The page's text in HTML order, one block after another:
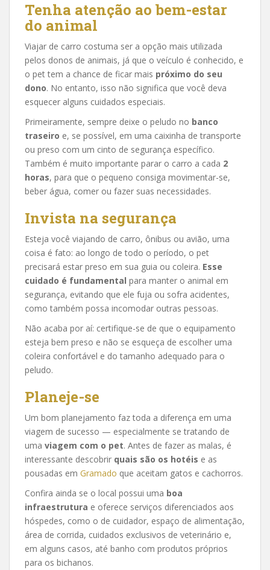
Tenha atenção ao bem-estar
do animal
Viajar de carro costuma ser a opção mais utilizada
pelos donos de animais, já que o veículo é conhecido, e
o pet tem a chance de ficar mais próximo do seu
dono. No entanto, isso não significa que você deva
esquecer alguns cuidados especiais.
Primeiramente, sempre deixe o peludo no banco
traseiro e, se possível, em uma caixinha de transporte
ou preso com um cinto de segurança específico.
Também é muito importante parar o carro a cada 2
horas, para que o pequeno consiga movimentar-se,
beber água, comer ou fazer suas necessidades.
Invista na segurança
Esteja você viajando de carro, ônibus ou avião, uma
coisa é fato: ao longo de todo o período, o pet
precisará estar preso em sua guia ou coleira. Esse
cuidado é fundamental para manter o animal em
segurança, evitando que ele fuja ou sofra acidentes,
como também possa incomodar outras pessoas.
Não acaba por aí: certifique-se de que o equipamento
esteja bem preso e não se esqueça de escolher uma
coleira confortável e do tamanho adequado para o
peludo.
Planeje-se
Um bom planejamento faz toda a diferença em uma
viagem de sucesso — especialmente se tratando de
uma viagem com o pet. Antes de fazer as malas, é
interessante descobrir quais são os hotéis e as
pousadas em Gramado que aceitam gatos e cachorros.
Confira ainda se o local possui uma boa
infraestrutura e oferece serviços diferenciados aos
hóspedes, como o de cuidador, espaço de alimentação,
área de corrida, cuidados exclusivos de veterinário e,
em alguns casos, até banho com produtos próprios
para os bichanos.